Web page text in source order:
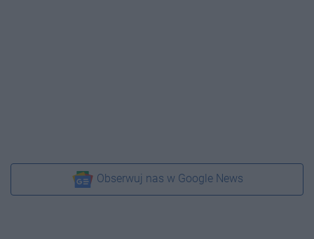
Obserwuj nas w Google News